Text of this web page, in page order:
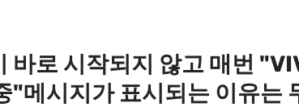
바로 시작되지 않고 매번
"‍메시지가 표시되는 이유는